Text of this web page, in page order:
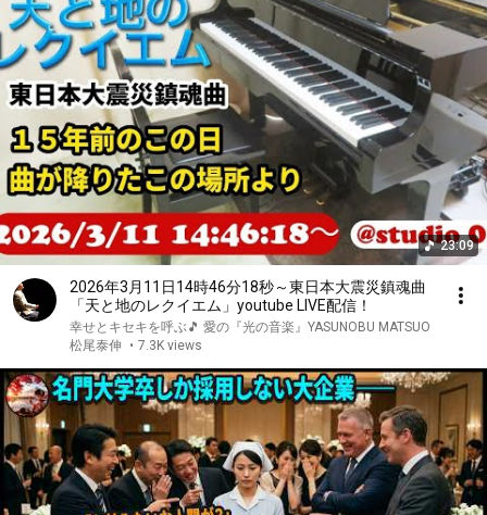
23:09
2026年3月11日14時46分18秒～東日本大震災鎮魂曲
「天と地のレクイエム」youtube LIVE配信！
幸せとキセキを呼ぶ🎵 愛の『光の音楽』YASUNOBU MATSUO
松尾泰伸
• 7.3K views